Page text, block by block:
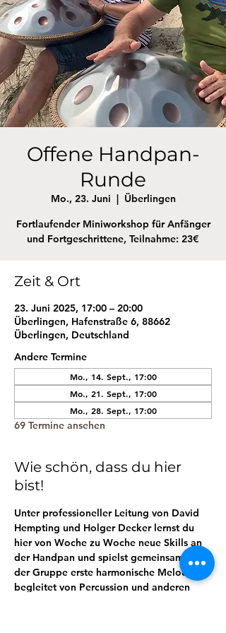
Offene Handpan-
Runde
Mo., 23. Juni
  |
Überlingen
Fortlaufender Miniworkshop für Anfänger
und Fortgeschrittene, Teilnahme: 23€
Zeit & Ort
23. Juni 2025, 17:00 – 20:00
Überlingen, Hafenstraße 6, 88662
Überlingen, Deutschland
Andere Termine
Mo., 14. Sept., 17:00
Mo., 21. Sept., 17:00
Mo., 28. Sept., 17:00
69 Termine ansehen
Wie schön, dass du hier
bist!
Unter professioneller Leitung von David
Hempting und Holger Decker lernst du
hier von Woche zu Woche neue Skills an
der Handpan und spielst gemeinsam mit
der Gruppe erste harmonische Melodien,
begleitet von Percussion und anderen